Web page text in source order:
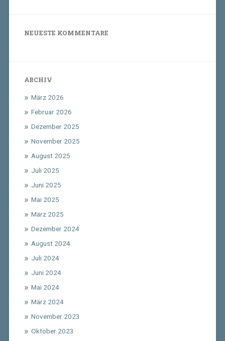
NEUESTE KOMMENTARE
ARCHIV
März 2026
Februar 2026
Dezember 2025
November 2025
August 2025
Juli 2025
Juni 2025
Mai 2025
März 2025
Dezember 2024
August 2024
Juli 2024
Juni 2024
Mai 2024
März 2024
November 2023
Oktober 2023